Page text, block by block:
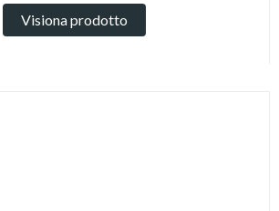
Visiona prodotto